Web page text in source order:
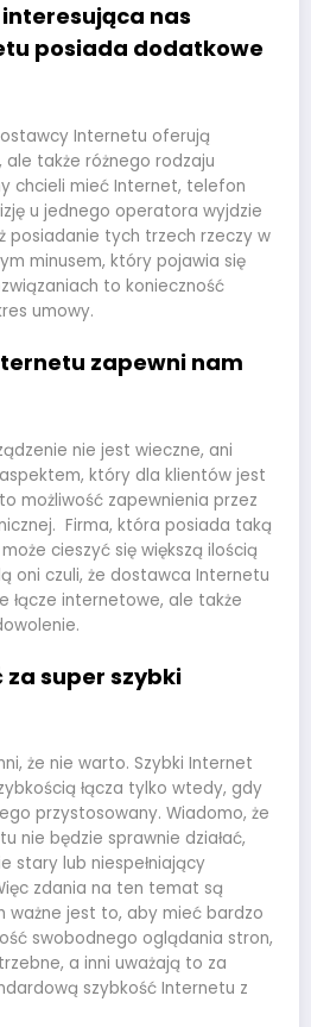
nas
posiada dodatkowe
Internetu oferują
także różnego rodzaju
chcieli mieć Internet, telefon
u jednego operatora wyjdzie
posiadanie tych trzech rzeczy w
minusem, który pojawia się
to konieczność
umowy.
zapewni nam
nie jest wieczne, ani
który dla klientów jest
możliwość zapewnienia przez
Firma, która posiada taką
cieszyć się większą ilością
oni czuli, że dostawca Internetu
łącze internetowe, ale także
za super szybki
że nie warto. Szybki Internet
łącza tylko wtedy, gdy
przystosowany. Wiadomo, że
nie będzie sprawnie działać,
stary lub niespełniający
zdania na ten temat są
ważne jest to, aby mieć bardzo
swobodnego oglądania stron,
a inni uważają to za
szybkość Internetu z